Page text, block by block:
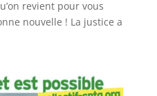
revient pour vous
nouvelle ! La justice a